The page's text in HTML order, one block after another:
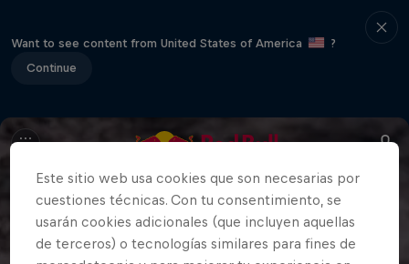
Want to see content from United States of America
?
Continue
Este sitio web usa cookies que son necesarias por
cuestiones técnicas. Con tu consentimiento, se
usarán cookies adicionales (que incluyen aquellas
de terceros) o tecnologías similares para fines de